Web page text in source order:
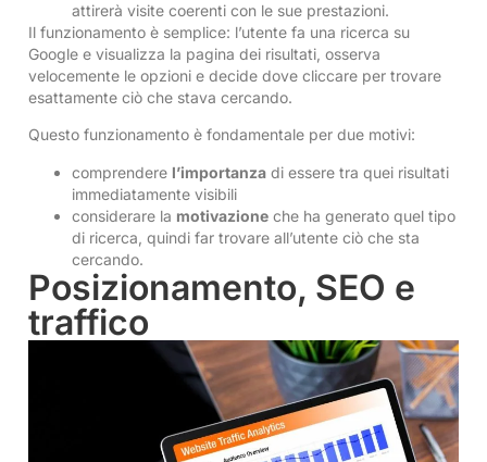
attirerà visite coerenti con le sue prestazioni.
Il funzionamento è semplice: l’utente fa una ricerca su
Google e visualizza la pagina dei risultati, osserva
velocemente le opzioni e decide dove cliccare per trovare
esattamente ciò che stava cercando.
Questo funzionamento è fondamentale per due motivi:
comprendere l’importanza di essere tra quei risultati
immediatamente visibili
considerare la motivazione che ha generato quel tipo
di ricerca, quindi far trovare all’utente ciò che sta
cercando.
Posizionamento, SEO e
traffico